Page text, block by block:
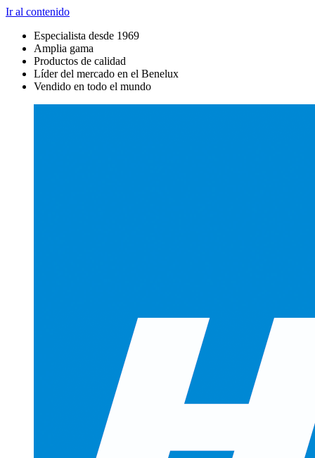
Ir al contenido
Especialista desde 1969
Amplia gama
Productos de calidad
Líder del mercado en el Benelux
Vendido en todo el mundo